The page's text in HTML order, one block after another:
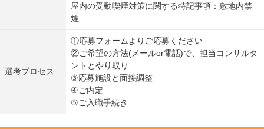
屋内の受動喫煙対策に関する特記事項：敷地内禁
煙
選考プロセス
①応募フォームよりご応募ください
②ご希望の方法(メールor電話)で、担当コンサルタ
ントとやり取り
③応募施設と面接調整
④ご内定
⑤ご入職手続き